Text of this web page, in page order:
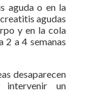
aguda o en la
agudas
y en la cola
2 a 4 semanas
desaparecen
intervenir un